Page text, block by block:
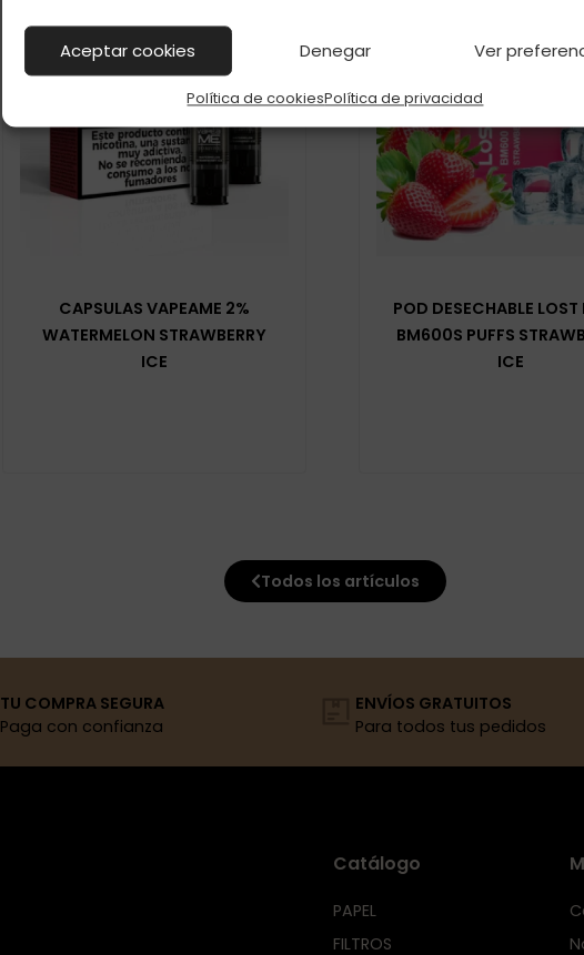
Aceptar cookies Denegar Ver
Política de cookiesPolítica de privacidad
CAPSULAS VAPEAME 2%
WATERMELON STRAWBERRY
ICE
POD DESECHABLE LOST
BM600S PUFFS
ICE
Todos los artículos
TU COMPRA SEGURA
Paga con confianza
ENVÍOS GRATUITOS
Para todos tus pedidos
Catálogo
PAPEL
FILTROS